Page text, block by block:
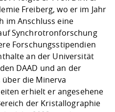
Freiberg, wo er im Jahr
im Anschluss eine
Synchrotronforschung
Forschungsstipendien
an der Universität
DAAD und an der
über die Minerva
erhielt er angesehene
der Kristallographie